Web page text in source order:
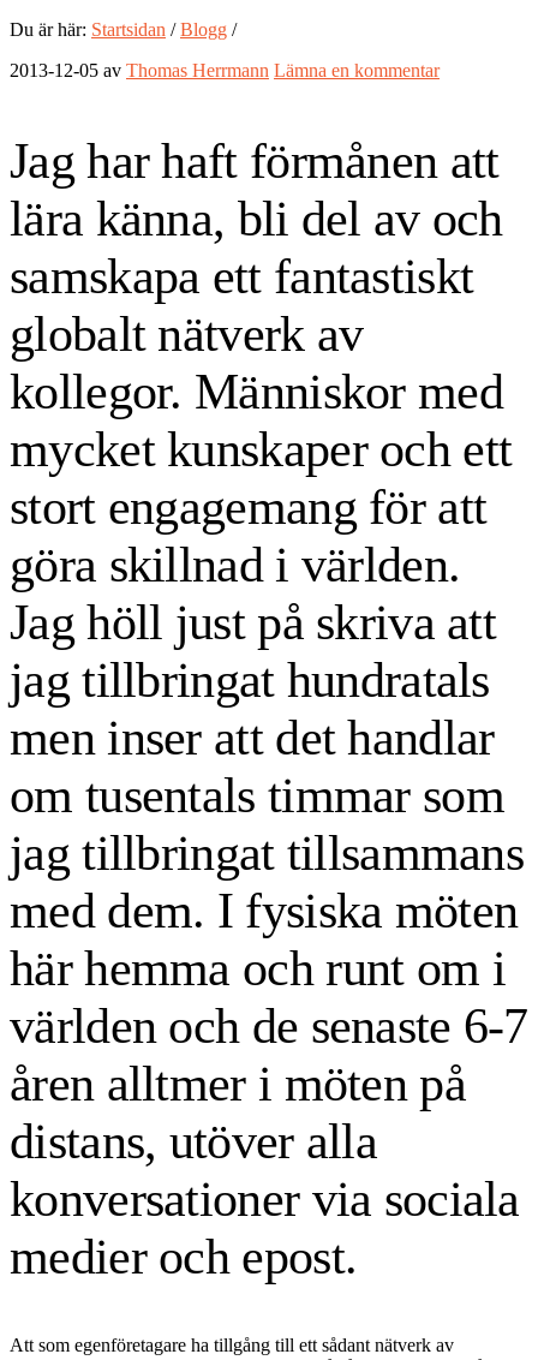
Du är här: Startsidan /Blogg /
2013-12-05 av Thomas Herrmann Lämna en kommentar
Jag har haft förmånen att
lära känna, bli del av och
samskapa ett fantastiskt
globalt nätverk av
kollegor. Människor med
mycket kunskaper och ett
stort engagemang för att
göra skillnad i världen.
Jag höll just på skriva att
jag tillbringat hundratals
men inser att det handlar
om tusentals timmar som
jag tillbringat tillsammans
med dem. I fysiska möten
här hemma och runt om i
världen och de senaste 6-7
åren alltmer i möten på
distans, utöver alla
konversationer via sociala
medier och epost.
Att som egenföretagare ha tillgång till ett sådant nätverk av